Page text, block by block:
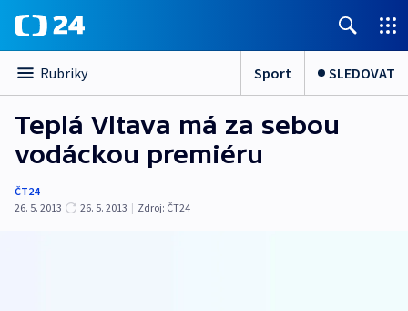
Rubriky Sport SLEDOVAT
Teplá Vltava má za sebou
vodáckou premiéru
ČT24
26. 5. 2013
26. 5. 2013 | Zdroj: ČT24